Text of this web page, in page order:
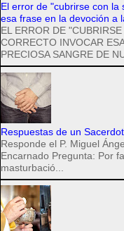
El error de "cubrirse con
esa frase en la devoción a
EL ERROR DE
CORRECTO INVOCAR
PRECIOSA SANGRE DE
Respuestas de un
Responde el P. Miguel
Encarnado Pregunta: Por
masturbació...